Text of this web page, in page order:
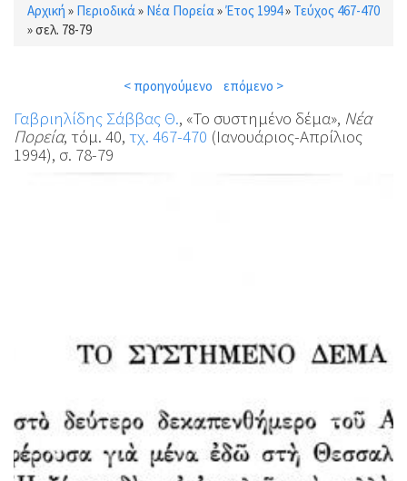
Είστε εδώ
Αρχική » Περιοδικά » Νέα Πορεία »Έτος 1994» Τεύχος 467-470
»σελ. 78-79
< προηγούμενο επόμενο >
Γαβριηλίδης Σάββας Θ., «Το συστημένο δέμα», Νέα
Πορεία, τόμ. 40, τχ. 467-470 (Ιανουάριος-Απρίλιος
1994), σ. 78-79